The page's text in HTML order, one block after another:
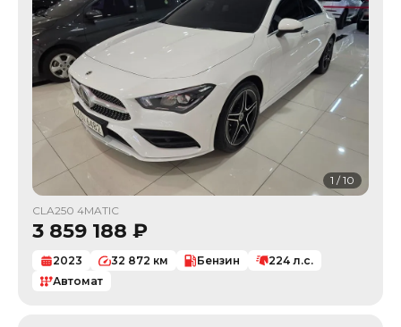
1 /10
CLA250 4MATIC
3 859 188 ₽
2023 32 872 км Бензин 224 л.с.
Автомат